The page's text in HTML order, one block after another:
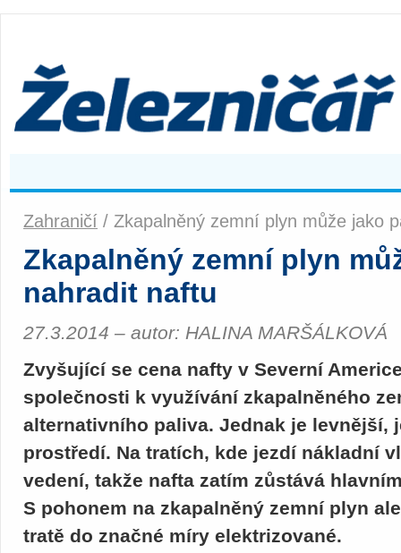
Zahraničí / Zkapalněný zemní plyn může jako
Zkapalněný zemní plyn
nahradit naftu
27.3.2014 – autor: HALINA MARŠÁLKOVÁ
Zvyšující se cena nafty v Severní
společnosti k využívání zkapalněného
alternativního paliva. Jednak je levnější,
prostředí. Na tratích, kde jezdí nákladní
vedení, takže nafta zatím zůstává
S pohonem na zkapalněný zemní plyn
tratě do značné míry elektrizované.